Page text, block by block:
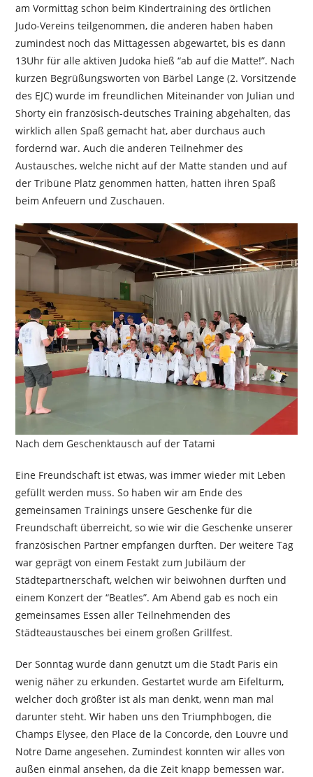
am Vormittag schon beim Kindertraining des örtlichen
Judo-Vereins teilgenommen, die anderen haben haben
zumindest noch das Mittagessen abgewartet, bis es dann
13Uhr für alle aktiven Judoka hieß “ab auf die Matte!”. Nach
kurzen Begrüßungsworten von Bärbel Lange (2. Vorsitzende
des EJC) wurde im freundlichen Miteinander von Julian und
Shorty ein französisch-deutsches Training abgehalten, das
wirklich allen Spaß gemacht hat, aber durchaus auch
fordernd war. Auch die anderen Teilnehmer des
Austausches, welche nicht auf der Matte standen und auf
der Tribüne Platz genommen hatten, hatten ihren Spaß
beim Anfeuern und Zuschauen.
Nach dem Geschenktausch auf der Tatami
Eine Freundschaft ist etwas, was immer wieder mit Leben
gefüllt werden muss. So haben wir am Ende des
gemeinsamen Trainings unsere Geschenke für die
Freundschaft überreicht, so wie wir die Geschenke unserer
französischen Partner empfangen durften. Der weitere Tag
war geprägt von einem Festakt zum Jubiläum der
Städtepartnerschaft, welchen wir beiwohnen durften und
einem Konzert der “Beatles”. Am Abend gab es noch ein
gemeinsames Essen aller Teilnehmenden des
Städteaustausches bei einem großen Grillfest.
Der Sonntag wurde dann genutzt um die Stadt Paris ein
wenig näher zu erkunden. Gestartet wurde am Eifelturm,
welcher doch größter ist als man denkt, wenn man mal
darunter steht. Wir haben uns den Triumphbogen, die
Champs Elysee, den Place de la Concorde, den Louvre und
Notre Dame angesehen. Zumindest konnten wir alles von
außen einmal ansehen, da die Zeit knapp bemessen war.